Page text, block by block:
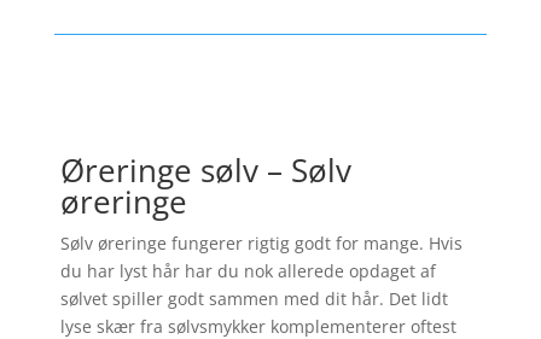
Øreringe sølv – Sølv
øreringe
Sølv øreringe fungerer rigtig godt for mange. Hvis
du har lyst hår har du nok allerede opdaget af
sølvet spiller godt sammen med dit hår. Det lidt
lyse skær fra sølvsmykker komplementerer oftest